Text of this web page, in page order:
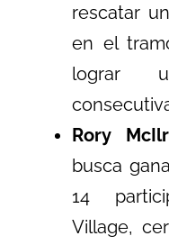
rescatar
en el
lograr
Rory
busca
14
Village,